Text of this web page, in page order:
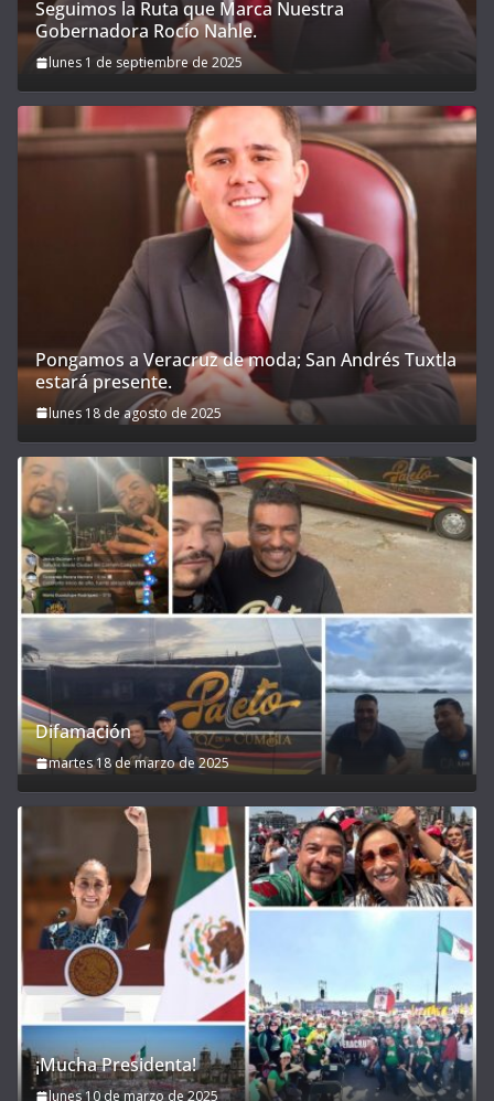
Seguimos la Ruta que Marca Nuestra
Gobernadora Rocío Nahle.
lunes 1 de septiembre de 2025
Pongamos a Veracruz de moda; San Andrés Tuxtla
estará presente.
lunes 18 de agosto de 2025
Difamación
martes 18 de marzo de 2025
¡Mucha Presidenta!
lunes 10 de marzo de 2025